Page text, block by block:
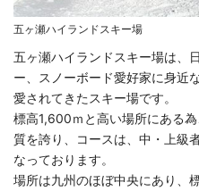
五ヶ瀬ハイランドスキー場
五ヶ瀬ハイランドスキー場は、
ー、スノーボード愛好家に身近
愛されてきたスキー場です。
標高1,600ｍと高い場所にある
質を誇り、コースは、中・上級
なっております。
場所は九州のほぼ中央にあり、